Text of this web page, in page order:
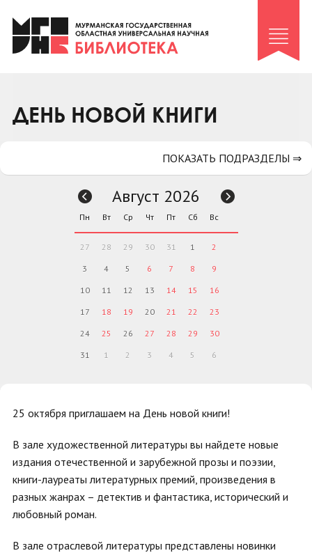
Клуб «Гиря и сельдерей»
Клуб «Семейный архив»
Коллегам
ДЕНЬ НОВОЙ КНИГИ
25 октября приглашаем на День новой книги!
В зале художественной литературы вы найдете новые
издания отечественной и зарубежной прозы и поэзии,
книги-лауреаты литературных премий, произведения в
разных жанрах – детектив и фантастика, исторический и
любовный роман.
В зале отраслевой литературы представлены новинки
ПОКАЗАТЬ ПОДРАЗДЕЛЫ ⇒
Август 2026
Пн Вт Ср Чт Пт Сб Вс
27 28 29 30 31 1 2
3 4 5 6 7 8 9
10 11 12 13 14 15 16
17 18 19 20 21 22 23
24 25 26 27 28 29 30
31 1 2 3 4 5 6